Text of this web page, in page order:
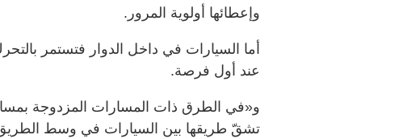
وإعطائها أولوية المرور.
أما السيارات في داخل الدوار فتستمر
عند أول فرصة.
و«في الطرق ذات المسارات المزدوجة
تشقّ طريقها بين السيارات في وسط